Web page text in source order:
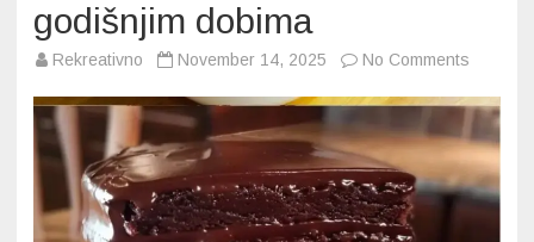
godišnjim dobima
Rekreativno November 14, 2025 No Comments
je
torta
koju
poželjeti
na
svojim